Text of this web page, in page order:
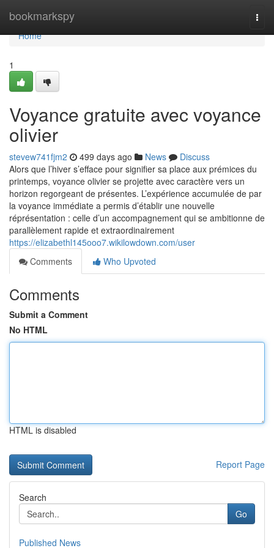
bookmarkspy
Home
Home
1
Voyance gratuite avec voyance
olivier
stevew741fjm2 499 days ago News
Discuss
Alors que l’hiver s’efface pour signifier sa place aux prémices du
printemps, voyance olivier se projette avec caractère vers un
horizon regorgeant de présentes. L’expérience accumulée de par
la voyance immédiate a permis d’établir une nouvelle
réprésentation : celle d’un accompagnement qui se ambitionne de
parallèlement rapide et extraordinairement
https://elizabethl145ooo7.wikilowdown.com/user
Comments
Who Upvoted
Comments
Submit a Comment
No HTML
HTML is disabled
Report Page
Search
Go
Published News